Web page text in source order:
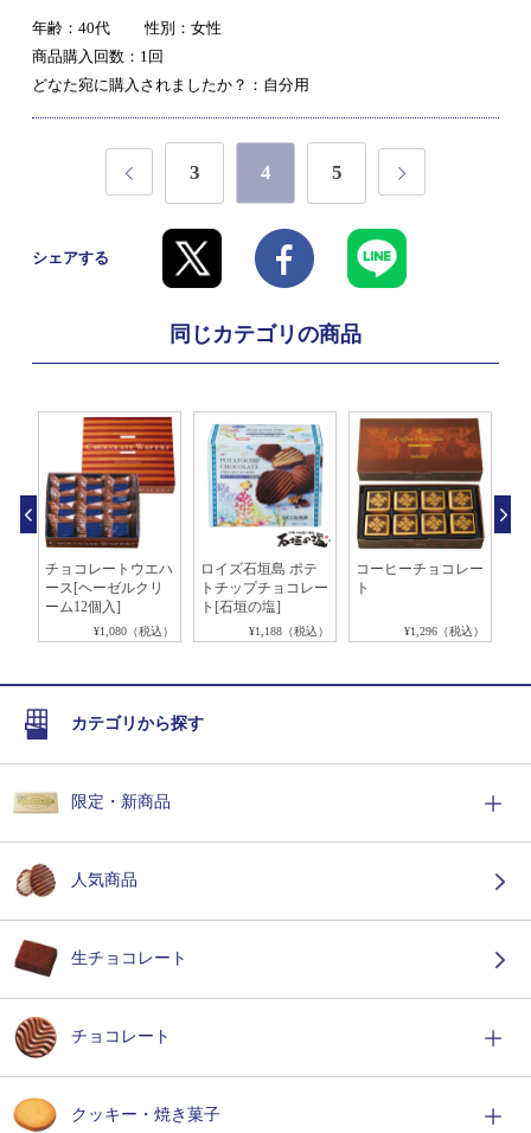
年齢：40代
性別：女性
商品購入回数：1回
どなた宛に購入されましたか？：自分用
3 4 5
シェアする
同じカテゴリの商品
チョコレートウエハ
ース[ヘーゼルクリ
ーム12個入]
¥1,080（税込）
ロイズ石垣島 ポテ
トチップチョコレー
ト[石垣の塩]
¥1,188（税込）
コーヒーチョコレー
ト
¥1,296（税込）
カテゴリから探す
限定・新商品
人気商品
生チョコレート
チョコレート
クッキー・焼き菓子